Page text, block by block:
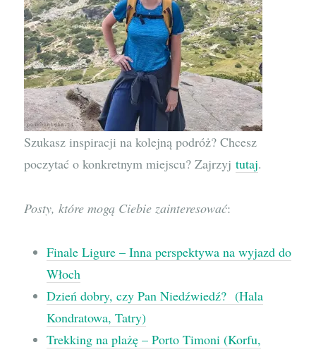
Szukasz inspiracji na kolejną podróż? Chcesz
poczytać o konkretnym miejscu? Zajrzyjtutaj.
Posty, które mogą Ciebie zainteresować:
Finale Ligure – Inna perspektywa na wyjazd do
Włoch
Dzień dobry, czy Pan Niedźwiedź? (Hala
Kondratowa, Tatry)
Trekking na plażę – Porto Timoni (Korfu,